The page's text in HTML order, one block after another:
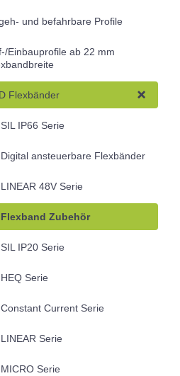
und befahrbare Profile
Einbauprofile ab 22 mm
Flexbänder
SIL IP66 Serie
Digital ansteuerbare Flexbänder
LINEAR 48V Serie
Flexband Zubehör
SIL IP20 Serie
HEQ Serie
Constant Current Serie
LINEAR Serie
MICRO Serie